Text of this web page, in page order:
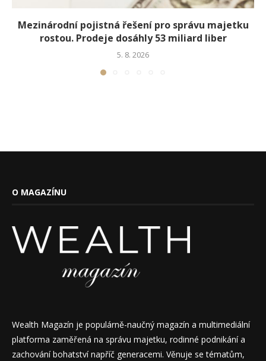
Mezinárodní pojistná řešení pro správu majetku
rostou. Prodeje dosáhly 53 miliard liber
5. 8. 2026
O MAGAZÍNU
Wealth Magazín je populárně-naučný magazín a multimediální
platforma zaměřená na správu majetku, rodinné podnikání a
zachování bohatství napříč generacemi. Věnuje se tématům,